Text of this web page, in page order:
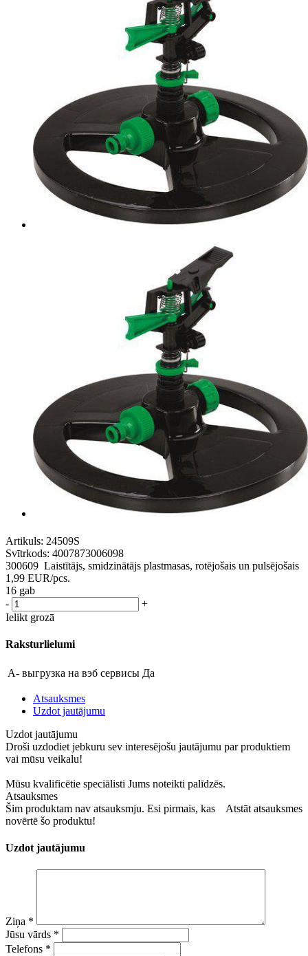
Artikuls: 24509S
Svītrkods: 4007873006098
300609 Laistītājs, smidzinātājs plastmasas, rotējošais un pulsējošais
1,99 EUR/pcs.
16 gab
-
+
Ielikt grozā
Raksturlielumi
A- выгрузка на вэб сервисы Да
Atsauksmes
Uzdot jautājumu
Uzdot jautājumu
Droši uzdodiet jebkuru sev interesējošu jautājumu par produktiem
vai mūsu veikalu!
Mūsu kvalificētie speciālisti Jums noteikti palīdzēs.
Atsauksmes
Atstāt atsauksmes
Šim produktam nav atsauksmju. Esi pirmais, kas
novērtē šo produktu!
Uzdot jautājumu
Ziņa *
Jūsu vārds *
Telefons *